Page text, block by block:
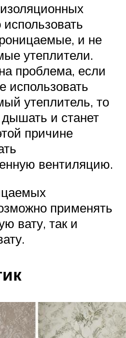
и не
утеплители.
проблема, если
использовать
утеплитель, то
и станет
причине
вентиляцию.
применять
вату, так и